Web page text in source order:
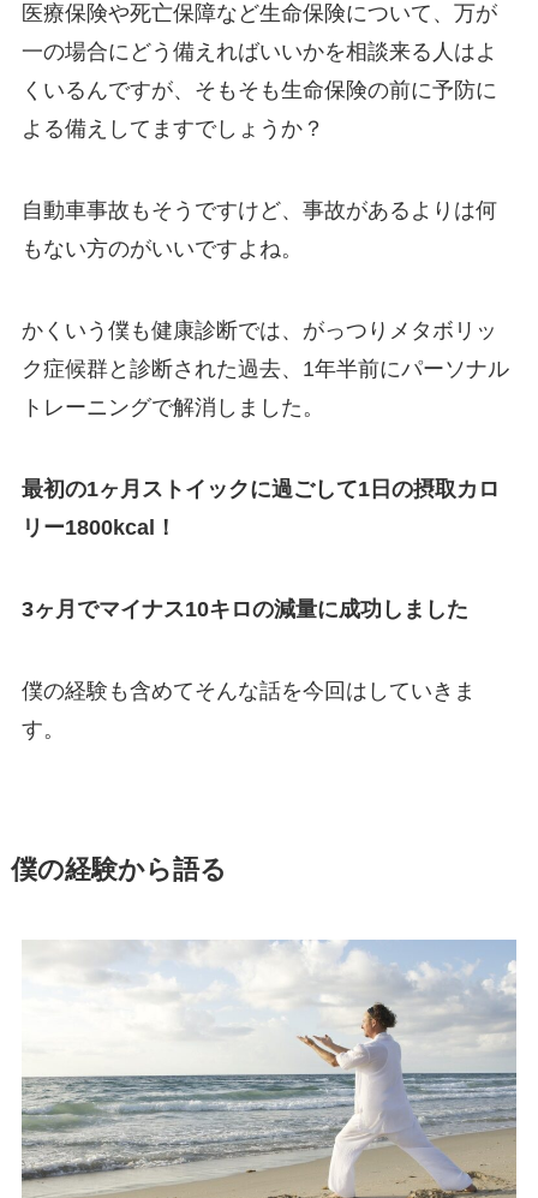
医療保険や死亡保障など生命保険について、万が
一の場合にどう備えればいいかを相談来る人はよ
くいるんですが、そもそも生命保険の前に予防に
よる備えしてますでしょうか？
自動車事故もそうですけど、事故があるよりは何
もない方のがいいですよね。
かくいう僕も健康診断では、がっつりメタボリッ
ク症候群と診断された過去、1年半前にパーソナル
トレーニングで解消しました。
最初の1ヶ月ストイックに過ごして1日の摂取カロ
リー1800kcal！
3ヶ月でマイナス10キロの減量に成功しました
僕の経験も含めてそんな話を今回はしていきま
す。
僕の経験から語る